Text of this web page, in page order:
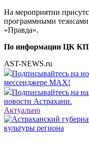
На мероприятии
программными
«Правда».
По информации ЦК
AST-NEWS.ru
Подписывайтесь на
мессенджере MAX!
Подписывайтесь на
новости Астрахани.
Актуально